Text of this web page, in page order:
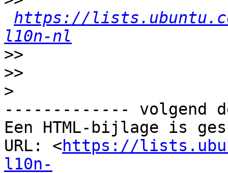
https://
l10n-nl
>>
>>
>
------------- volgend
Een HTML-bijlage is
URL: <https://
l10n-